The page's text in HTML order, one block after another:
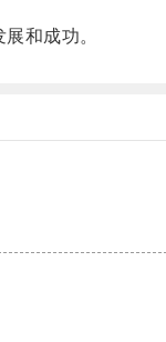
和成功。